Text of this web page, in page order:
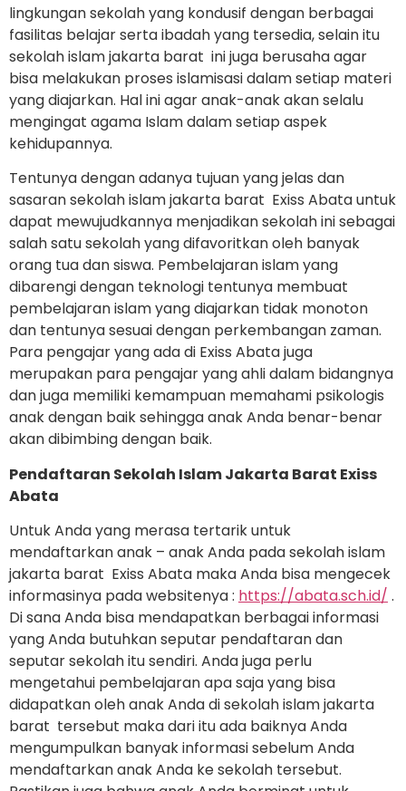
lingkungan sekolah yang kondusif dengan berbagai
fasilitas belajar serta ibadah yang tersedia, selain itu
sekolah islam jakarta barat ini juga berusaha agar
bisa melakukan proses islamisasi dalam setiap materi
yang diajarkan. Hal ini agar anak-anak akan selalu
mengingat agama Islam dalam setiap aspek
kehidupannya.
Tentunya dengan adanya tujuan yang jelas dan
sasaran sekolah islam jakarta barat Exiss Abata untuk
dapat mewujudkannya menjadikan sekolah ini sebagai
salah satu sekolah yang difavoritkan oleh banyak
orang tua dan siswa. Pembelajaran islam yang
dibarengi dengan teknologi tentunya membuat
pembelajaran islam yang diajarkan tidak monoton
dan tentunya sesuai dengan perkembangan zaman.
Para pengajar yang ada di Exiss Abata juga
merupakan para pengajar yang ahli dalam bidangnya
dan juga memiliki kemampuan memahami psikologis
anak dengan baik sehingga anak Anda benar-benar
akan dibimbing dengan baik.
Pendaftaran Sekolah Islam Jakarta Barat Exiss
Abata
Untuk Anda yang merasa tertarik untuk
mendaftarkan anak – anak Anda pada sekolah islam
jakarta barat Exiss Abata maka Anda bisa mengecek
informasinya pada websitenya : https://abata.sch.id/ .
Di sana Anda bisa mendapatkan berbagai informasi
yang Anda butuhkan seputar pendaftaran dan
seputar sekolah itu sendiri. Anda juga perlu
mengetahui pembelajaran apa saja yang bisa
didapatkan oleh anak Anda di sekolah islam jakarta
barat tersebut maka dari itu ada baiknya Anda
mengumpulkan banyak informasi sebelum Anda
mendaftarkan anak Anda ke sekolah tersebut.